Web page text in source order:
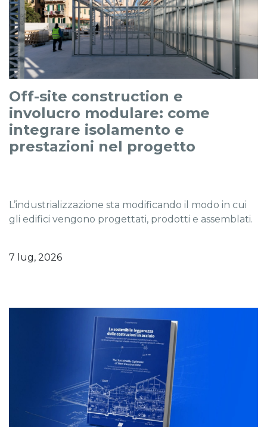
Off-site construction e
involucro modulare: come
integrare isolamento e
prestazioni nel progetto
L’industrializzazione sta modificando il modo in cui
gli edifici vengono progettati, prodotti e assemblati.
7 lug, 2026